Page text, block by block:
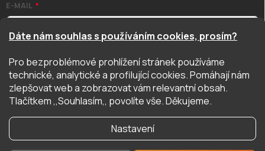
Dáte nám souhlas s používáním cookies, prosím?
Pro bezproblémové prohlížení stránek používáme
technické, analytické a profilující cookies. Pomáhají nám
zlepšovat web a zobrazovat vám relevantní obsah.
Tlačítkem ,,Souhlasím,, povolíte vše. Děkujeme.
Nastavení
E-MAIL
Odesláním potvrzuji, že jsem se seznámil/a se zásadami
ochrany osobních údajů. Úplné znění naleznetezde
PŘIHLÁSIT SE